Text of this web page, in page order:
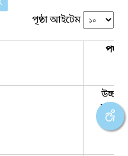
পৃষ্ঠা আইটেম
পদবি